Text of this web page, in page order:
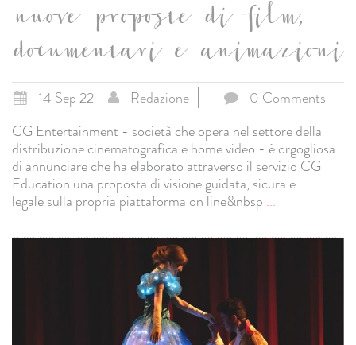
nuove proposte di film,
documentari e animazioni
14 Sep 22 Redazione
0 Comments
CG Entertainment - società che opera nel settore della
distribuzione cinematografica e home video - è orgogliosa
di annunciare che ha elaborato attraverso il servizio CG
Education una proposta di visione guidata, sicura e
legale sulla propria piattaforma on line&nbsp ...